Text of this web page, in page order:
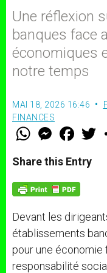
Une réflexion
banques face
économiques
notre temps
MAI 18, 2026 16:46
FINANCES
W
t
s
p
p
M
e
s
e
g
e
F
a
e
b
o
k
w
Share this Entry
Devant les
établissements
pour une économie
responsabilité